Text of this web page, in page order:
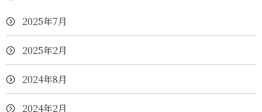
2025年7月
2025年2月
2024年8月
2024年2月